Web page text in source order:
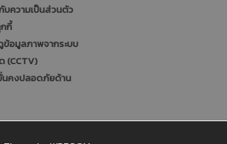
บความเป็นส่วนตัว
กี้
ข้อมูลภาพจากระบบ
(CCTV)
นคงปลอดภัยด้าน